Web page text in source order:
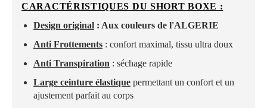
CARACTÉRISTIQUES DU SHORT BOXE :
Design original : Aux couleurs de l'ALGERIE
Anti Frottements : confort maximal, tissu ultra doux
Anti Transpiration : séchage rapide
Large ceinture élastique permettant un confort et un
ajustement parfait au corps